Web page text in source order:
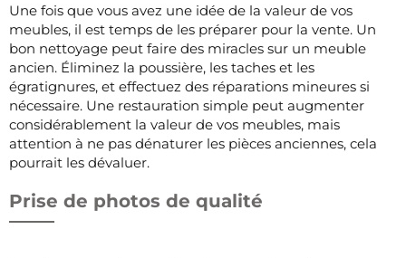
Une fois que vous avez une idée de la valeur de vos
meubles, il est temps de les préparer pour la vente. Un
bon nettoyage peut faire des miracles sur un meuble
ancien. Éliminez la poussière, les taches et les
égratignures, et effectuez des réparations mineures si
nécessaire. Une restauration simple peut augmenter
considérablement la valeur de vos meubles, mais
attention à ne pas dénaturer les pièces anciennes, cela
pourrait les dévaluer.
Prise de photos de qualité